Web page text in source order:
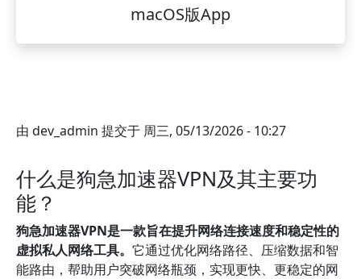
macOS版App
由 dev_admin 提交于 周三, 05/13/2026 - 10:27
什么是狗急加速器VPN及其主要功
能？
狗急加速器VPN是一款旨在提升网络连接速度和稳定性的
虚拟私人网络工具。 它通过优化网络路径、压缩数据和智
能路由，帮助用户突破网络瓶颈，实现更快、更稳定的网